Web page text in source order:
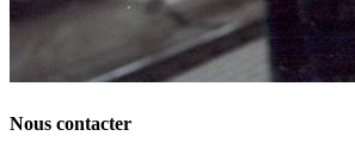
Nous contacter